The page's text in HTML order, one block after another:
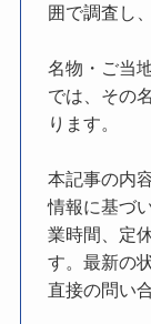
囲で調査し
名物・ご当
では、その
ります。
本記事の内
情報に基づ
業時間、定
す。最新の
直接の問い